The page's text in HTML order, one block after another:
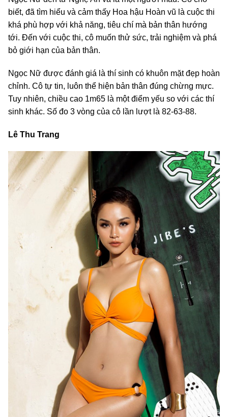
biết, đã tìm hiểu và cảm thấy Hoa hậu Hoàn vũ là cuộc thi
khá phù hợp với khả năng, tiêu chí mà bản thân hướng
tới. Đến với cuộc thi, cô muốn thử sức, trải nghiệm và phá
bỏ giới hạn của bản thân.
Ngọc Nữ được đánh giá là thí sinh có khuôn mặt đẹp hoàn
chỉnh. Cô tự tin, luôn thể hiện bản thân đúng chừng mực.
Tuy nhiên, chiều cao 1m65 là một điểm yếu so với các thí
sinh khác. Số đo 3 vòng của cô lần lượt là 82-63-88.
Lê Thu Trang